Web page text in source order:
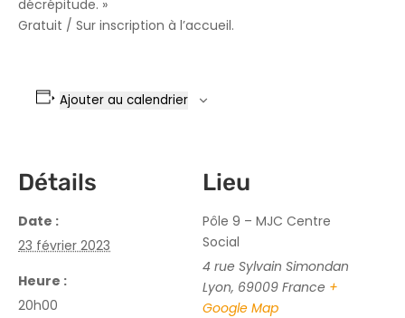
décrépitude. »
Gratuit / Sur inscription à l’accueil.
Ajouter au calendrier
Détails
Date :
23 février 2023
Heure :
20h00
Lieu
Pôle 9 – MJC Centre
Social
4 rue Sylvain Simondan
Lyon, 69009 France +
Google Map